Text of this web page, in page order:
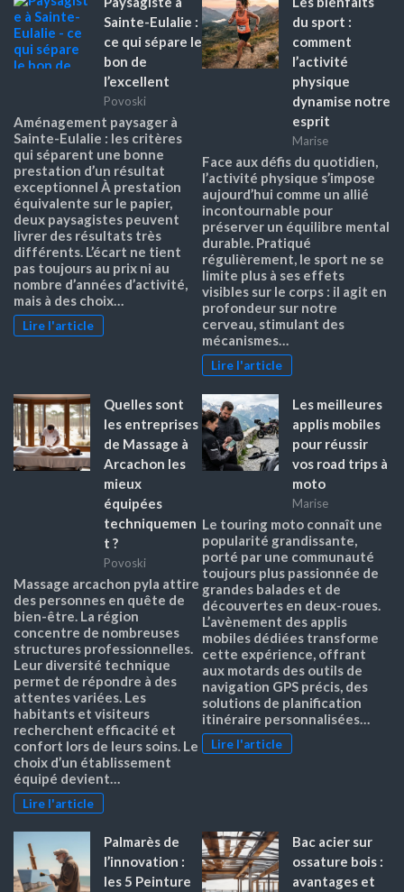
Sainte-Eulalie :
ce qui sépare le
bon de
l’excellent
Povoski
Aménagement paysager à
Sainte-Eulalie : les critères
qui séparent une bonne
prestation d’un résultat
exceptionnel À prestation
équivalente sur le papier,
deux paysagistes peuvent
livrer des résultats très
différents. L’écart ne tient
pas toujours au prix ni au
nombre d’années d’activité,
mais à des choix…
Lire l'article
du sport :
comment
l’activité
physique
dynamise notre
esprit
Marise
Face aux défis du quotidien,
l’activité physique s’impose
aujourd’hui comme un allié
incontournable pour
préserver un équilibre mental
durable. Pratiqué
régulièrement, le sport ne se
limite plus à ses effets
visibles sur le corps : il agit en
profondeur sur notre
cerveau, stimulant des
mécanismes…
Lire l'article
Quelles sont
les entreprises
de Massage à
Arcachon les
mieux
équipées
techniquemen
t ?
Povoski
Massage arcachon pyla attire
des personnes en quête de
bien-être. La région
concentre de nombreuses
structures professionnelles.
Leur diversité technique
permet de répondre à des
attentes variées. Les
habitants et visiteurs
recherchent efficacité et
confort lors de leurs soins. Le
choix d’un établissement
équipé devient…
Lire l'article
Les meilleures
applis mobiles
pour réussir
vos road trips à
moto
Marise
Le touring moto connaît une
popularité grandissante,
porté par une communauté
toujours plus passionnée de
grandes balades et de
découvertes en deux-roues.
L’avènement des applis
mobiles dédiées transforme
cette expérience, offrant
aux motards des outils de
navigation GPS précis, des
solutions de planification
itinéraire personnalisées…
Lire l'article
Palmarès de
l’innovation :
les 5 Peinture
Bac acier sur
ossature bois :
avantages et